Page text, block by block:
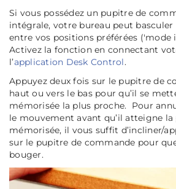
Si vous possédez un pupitre de
intégrale, votre bureau peut
entre vos positions préférées ('mode
Activez la fonction en connectant
l’application Desk Control.
Appuyez deux fois sur le pupitre de
haut ou vers le bas pour qu’il se
mémorisée la plus proche. Pour
le mouvement avant qu’il atteigne
mémorisée, il vous suffit d’incliner/
sur le pupitre de commande pour
bouger.